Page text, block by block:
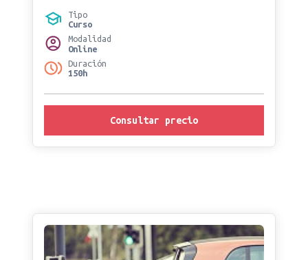
Tipo
Curso
Modalidad
Online
Duración
150h
Consultar precio